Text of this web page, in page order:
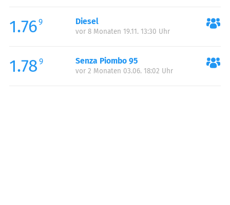
1.769 Diesel
vor 8 Monaten 19.11. 13:30 Uhr
1.78 9 Senza Piombo 95
vor 2 Monaten 03.06. 18:02 Uhr